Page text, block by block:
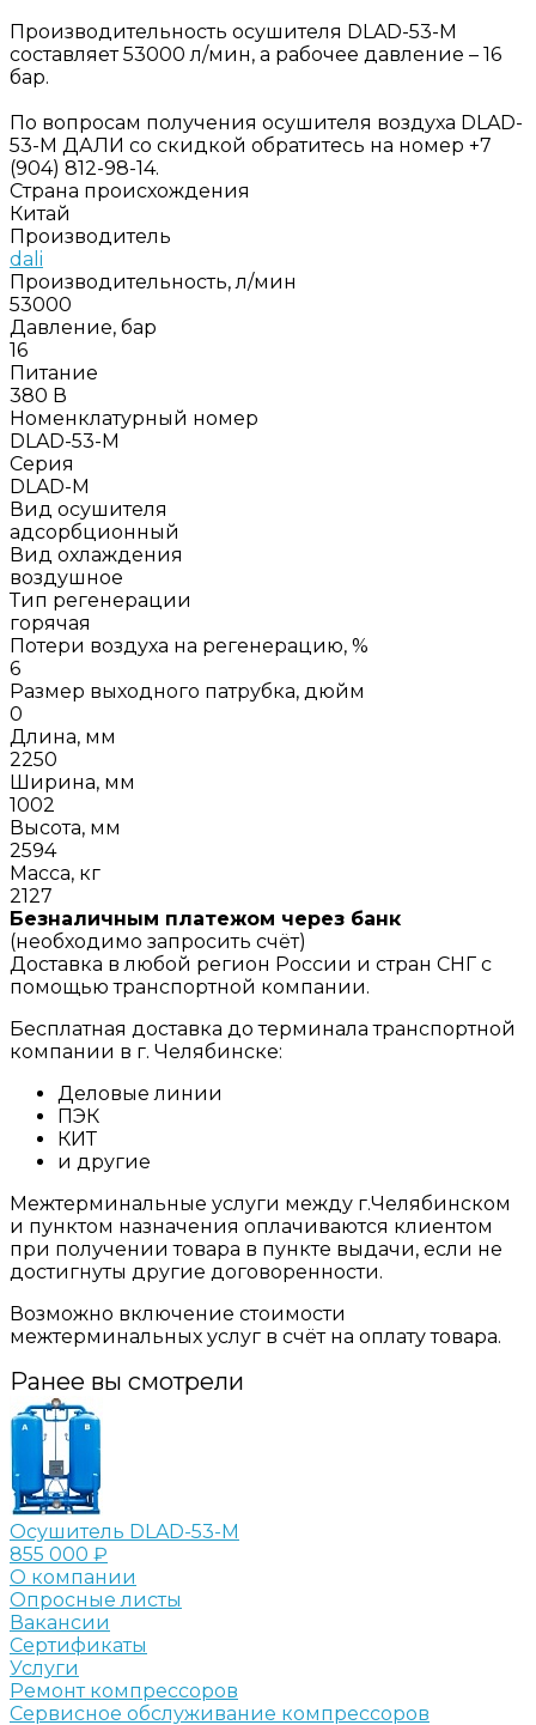
Производительность осушителя DLAD-53-M
составляет 53000 л/мин, а рабочее давление – 16
бар.
По вопросам получения осушителя воздуха DLAD-
53-M ДАЛИ со скидкой обратитесь на номер +7
(904) 812-98-14.
Страна происхождения
Китай
Производитель
dali
Производительность, л/мин
53000
Давление, бар
16
Питание
380 В
Номенклатурный номер
DLAD-53-M
Серия
DLAD-M
Вид осушителя
адсорбционный
Вид охлаждения
воздушное
Тип регенерации
горячая
Потери воздуха на регенерацию, %
6
Размер выходного патрубка, дюйм
0
Длина, мм
2250
Ширина, мм
1002
Высота, мм
2594
Масса, кг
2127
Безналичным платежом через банк
(необходимо запросить счёт)
Доставка в любой регион России и стран СНГ с
помощью транспортной компании.
Бесплатная доставка до терминала транспортной
компании в г. Челябинске:
Деловые линии
ПЭК
КИТ
и другие
Межтерминальные услуги между г.Челябинском
и пунктом назначения оплачиваются клиентом
при получении товара в пункте выдачи, если не
достигнуты другие договоренности.
Возможно включение стоимости
межтерминальных услуг в счёт на оплату товара.
Ранее вы смотрели
Осушитель DLAD-53-M
855 000 ₽
О компании
Опросные листы
Вакансии
Сертификаты
Услуги
Ремонт компрессоров
Сервисное обслуживание компрессоров